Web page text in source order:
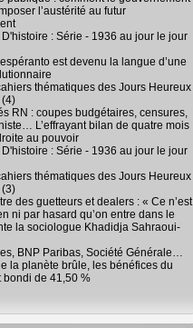
l’austérité au futur
D'histoire : Série - 1936 au jour le jour
est devenu la langue d’une
thématiques des Jours Heureux
(4)
RN : coupes budgétaires, censures,
L’effrayant bilan de quatre mois
au pouvoir
D'histoire : Série - 1936 au jour le jour
thématiques des Jours Heureux
(3)
des guetteurs et dealers : « Ce n’est
ni par hasard qu’on entre dans le
la sociologue Khadidja Sahraoui-
BNP Paribas, Société Générale…
la planète brûle, les bénéfices du
bondi de 41,50 %